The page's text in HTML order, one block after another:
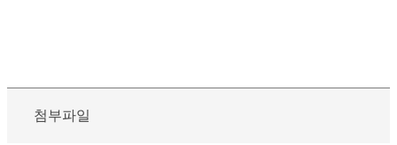
첨부파일